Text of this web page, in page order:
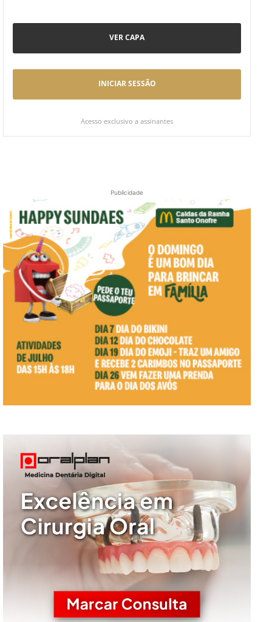
VER CAPA
INICIAR SESSÃO
Acesso exclusivo a assinantes
Publicidade